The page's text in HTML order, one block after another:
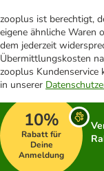
zooplus ist berechtigt,
eigene ähnliche Waren
dem jederzeit
Übermittlungskosten
zooplus
in unserer
10%
Rabatt für
Deine
Anmeldung